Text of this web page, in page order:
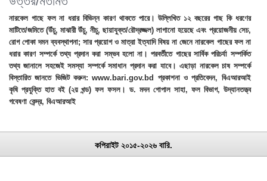
নারকেল গাছে ফল না ধরার বিভিন্ন কারণ থাকতে পারে। উল্লিখিত ১২ বছরের গাছ কি ধরণের
মাটিতে/জমিতে (উঁচু, মাঝারী উঁচু, নীচু, ছায়াযুক্ত/রৌদ্রজ্জল) লাগানো হয়েছে এবং প্রয়োজনীয় সেচ,
রোগ পোকা দমন ব্যবস্থাপনা; সার প্রয়োগ ও মাত্রা ইত্যাদি বিষয় না জেনে নারকেল গাছের ফল না
ধরার কারণ সম্পর্কে তথ্য প্রদান করা সম্ভব হলো না। পরবর্তীতে গাছের সার্বিক পরিচর্যা সম্পর্কিত
তথ্য জানালে সহজেই সমস্যা সম্পর্কে সমাধান প্রদান করা যাবে। এছাড়া নারকেল চাষ সম্পর্কে
বিস্তারিত জানতে ভিজিট করুন: www.bari.gov.bd প্রকাশনা ও প্রতিবেদন, বিএআরআই
কৃষি প্রযুক্তি হাত বই (২য় খন্ড) ফল ফসল। ড. মদন গোপাল সাহা, ফল বিভাগ, উদ্যানতত্ত্ব
গবেষণা কেন্দ্র, বিএআরআই
কপিরাইট ২০১৫-২০২৬ বারি.